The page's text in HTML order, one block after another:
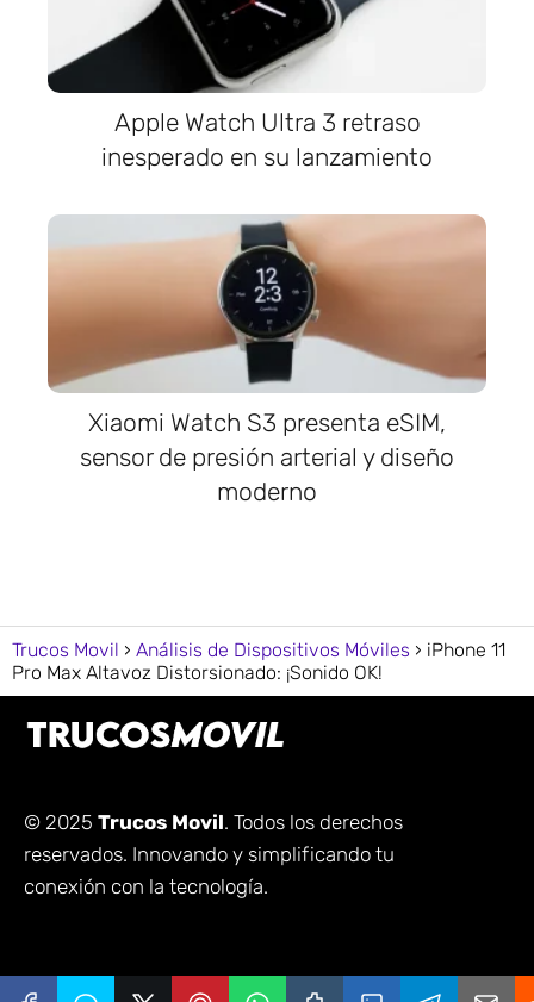
Apple Watch Ultra 3 retraso
inesperado en su lanzamiento
Xiaomi Watch S3 presenta eSIM,
sensor de presión arterial y diseño
moderno
Trucos Movil Análisis de Dispositivos Móviles
iPhone 11
Pro Max Altavoz Distorsionado: ¡Sonido OK!
© 2025 Trucos Movil. Todos los derechos
reservados. Innovando y simplificando tu
conexión con la tecnología.